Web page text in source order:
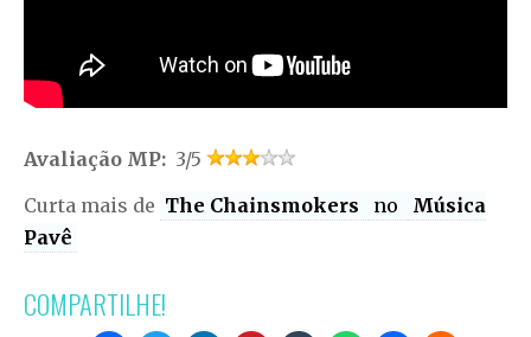
Avaliação MP: 3/5
Curta mais de The Chainsmokers no
Música
Pavê
COMPARTILHE!